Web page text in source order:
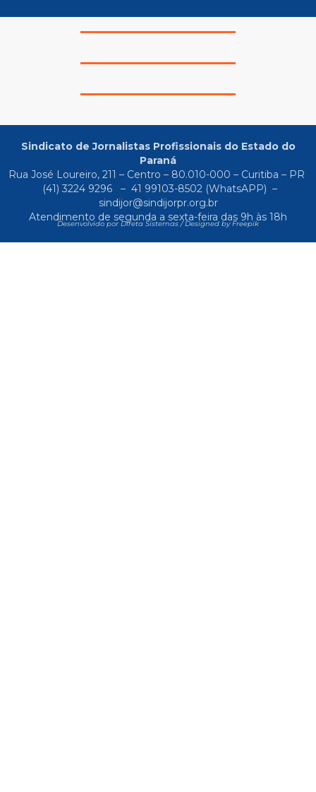
Sindicato de Jornalistas Profissionais do Estado do
Paraná
Rua José Loureiro, 211 – Centro – 80.010-000 – Curitiba – PR
(41) 3224 9296
– 41 99103-8502(WhatsAPP) –
sindijor@sindijorpr.org.br
Atendimento de segunda a sexta-feira das 9h às 18h
Desenvolvido por Direta Sistemas /Designed by Freepik